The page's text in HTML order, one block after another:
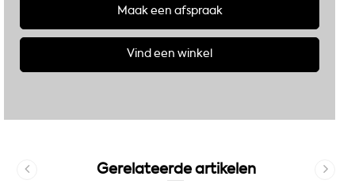
Maak een afspraak
Vind een winkel
Gerelateerde artikelen